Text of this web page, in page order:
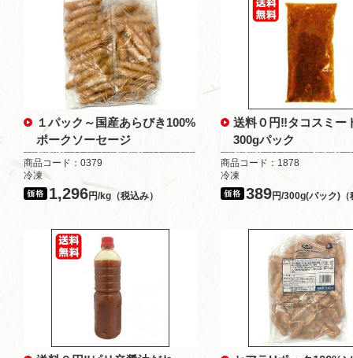
１パック～国産あらびき100%
ポークソーセージ
商品コード：0379
冷凍
1,296円/kg（税込み）
送料０円‼タコスミ
300gパック
商品コード：1878
冷凍
389円/300g(パック)（